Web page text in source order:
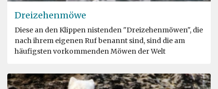
Dreizehenmöwe
Diese an den Klippen nistenden "Dreizehenmöwen", die
nach ihrem eigenen Ruf benannt sind, sind die am
häufigsten vorkommenden Möwen der Welt